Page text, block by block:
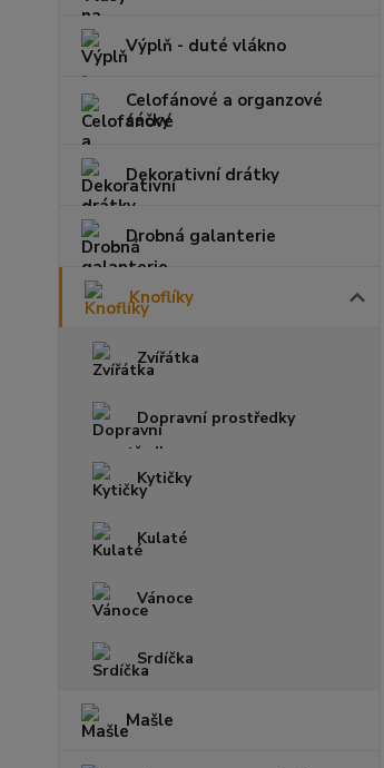
Výplň - duté vlákno
Celofánové a organzové
sáčky
Dekorativní drátky
Drobná galanterie
Knoflíky
Zvířátka
Dopravní prostředky
Kytičky
Kulaté
Vánoce
Srdíčka
Mašle